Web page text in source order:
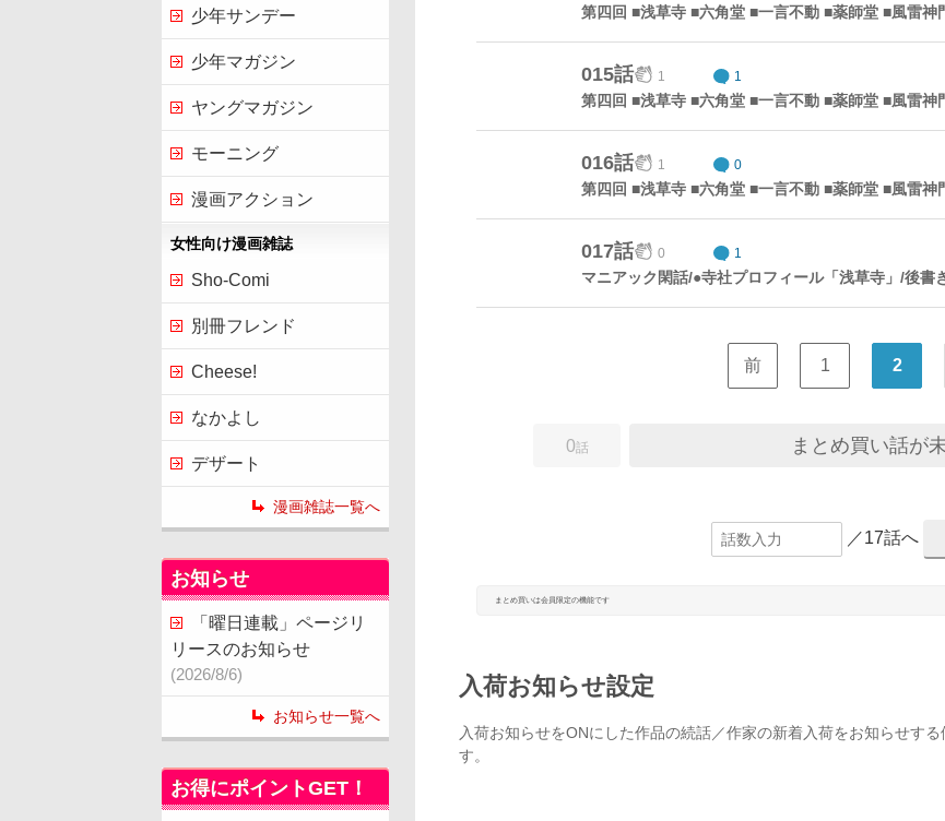
第四回 ■浅草寺 ■六角堂 ■一言不動 ■薬師堂 ■風雷神
015話 1 1
第四回 ■浅草寺 ■六角堂 ■一言不動 ■薬師堂 ■風雷神
016話 1 0
第四回 ■浅草寺 ■六角堂 ■一言不動 ■薬師堂 ■風雷神
017話 0 1
前 1 2
0話 まとめ買い話が
／17話へ
まとめ買いは会員限定の機能です
入荷お知らせ設定
入荷お知らせをONにした作品の続話／作家の新着入荷をお知らせす
す。
少年サンデー
少年マガジン
ヤングマガジン
モーニング
漫画アクション
女性向け漫画雑誌
Sho-Comi
別冊フレンド
Cheese!
なかよし
デザート
漫画雑誌一覧へ
お知らせ
「曜日連載」ページリ
リースのお知らせ
(2026/8/6)
お知らせ一覧へ
お得にポイントGET！